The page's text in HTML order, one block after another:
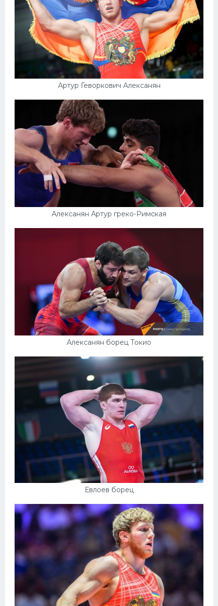
Артур Геворкович Алексанян
Алексанян Артур греко-Римская
Алексанян борец Токио
Евлоев борец